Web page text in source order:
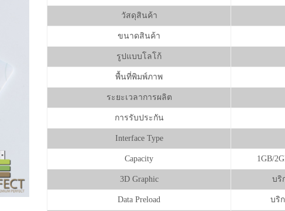
วัสดุสินค้า
ขนาดสินค้า
รูปแบบโลโก้
พื้นที่พิมพ์ภาพ
ระยะเวลาการผลิต
การรับประกัน
Interface Type
Capacity 1GB/
3D Graphic บริ
Data Preload บริ